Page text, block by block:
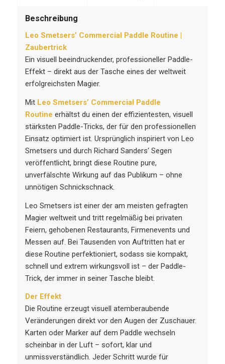
Beschreibung
Leo Smetsers’ Commercial Paddle Routine |
Zaubertrick
Ein visuell beeindruckender, professioneller Paddle-
Effekt – direkt aus der Tasche eines der weltweit
erfolgreichsten Magier.
Mit Leo Smetsers’ Commercial Paddle
Routine erhältst du einen der effizientesten, visuell
stärksten Paddle-Tricks, der für den professionellen
Einsatz optimiert ist. Ursprünglich inspiriert von Leo
Smetsers und durch Richard Sanders‘ Segen
veröffentlicht, bringt diese Routine pure,
unverfälschte Wirkung auf das Publikum – ohne
unnötigen Schnickschnack.
Leo Smetsers ist einer der am meisten gefragten
Magier weltweit und tritt regelmäßig bei privaten
Feiern, gehobenen Restaurants, Firmenevents und
Messen auf. Bei Tausenden von Auftritten hat er
diese Routine perfektioniert, sodass sie kompakt,
schnell und extrem wirkungsvoll ist – der Paddle-
Trick, der immer in seiner Tasche bleibt.
Der Effekt
Die Routine erzeugt visuell atemberaubende
Veränderungen direkt vor den Augen der Zuschauer.
Karten oder Marker auf dem Paddle wechseln
scheinbar in der Luft – sofort, klar und
unmissverständlich. Jeder Schritt wurde für